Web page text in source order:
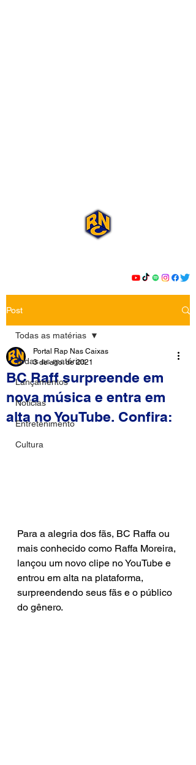
Post
Todas as matérias
Lançamentos
Notícias
Entretenimento
Cultura
Todas as matérias
BC Raff surpreende em
nova música e entra em
alta no YouTube. Confira:
Portal Rap Nas Caixas
3 de ago. de 2021
Para a alegria dos fãs, BC Raffa ou
mais conhecido como Raffa Moreira,
lançou um novo clipe no YouTube e
entrou em alta na plataforma,
surpreendendo seus fãs e o público
do gênero.